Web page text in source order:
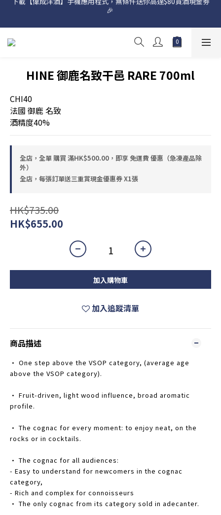
網店購滿 $500 即享免費送貨服務📦
🎉
網店購滿 $500 即享免費送貨服務📦
HINE 御鹿名致干邑 RARE 700ml
CHI40
法國 御鹿 名致
酒精度40%
全店，全單 購買 滿HK$500.00，即享 免運費 優惠（急凍產品除
外）
全店，每張訂單送三重賞現金優惠券 X1張
HK$735.00
HK$655.00
加入購物車
加入追蹤清單
商品描述
• One step above the VSOP category, (average age
above the VSOP category).
• Fruit-driven, light wood influence, broad aromatic
profile.
• The cognac for every moment: to enjoy neat, on the
rocks or in cocktails.
• The cognac for all audiences:
- Easy to understand for newcomers in the cognac
category,
- Rich and complex for connoisseurs
• The only cognac from its category sold in adecanter.